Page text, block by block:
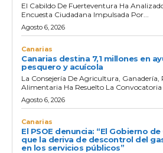
El Cabildo De Fuerteventura Ha
Encuesta Ciudadana Impulsada Por...
Agosto 6, 2026
Canarias
Canarias destina 7,1 millones en
pesquero y acuícola
La Consejería De Agricultura, Ganadería,
Alimentaria Ha Resuelto La Convocatoria
Agosto 6, 2026
Canarias
El PSOE denuncia: “El Gobierno
que la deriva de descontrol del
en los servicios públicos”